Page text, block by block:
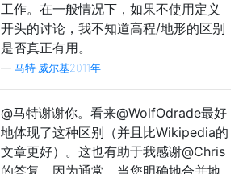
工作。在一般情况下，如果不使用定义
开头的讨论，我不知道高程/地形的区别
是否真正有用。
马特·威尔基2011年
@马特谢谢你。看来@WolfOdrade最好
地体现了这种区别（并且比Wikipedia的
文章更好）。这也有助于我感谢@Chris